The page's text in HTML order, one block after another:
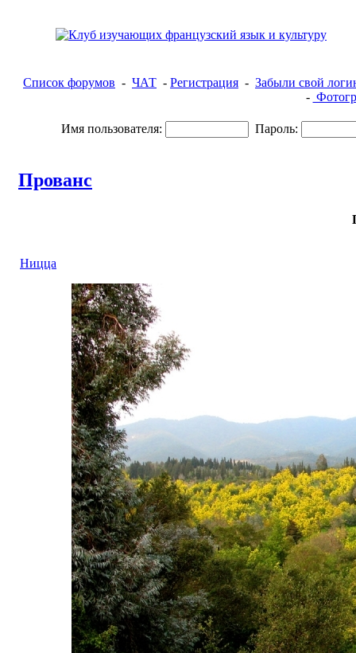
Список форумов - ЧАТ - Регистрация - Забыли свой
-
Имя пользователя: Пароль:
Прованс
Ницца